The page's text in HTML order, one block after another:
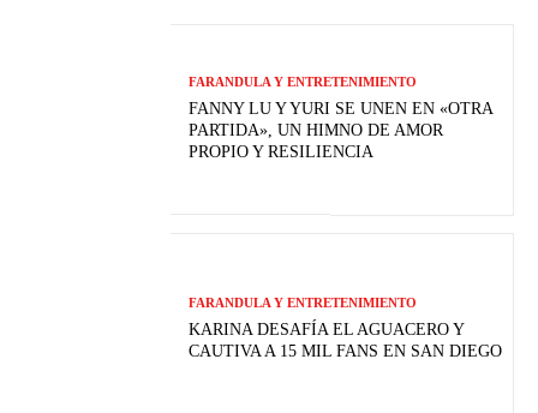
FARANDULA Y ENTRETENIMIENTO
FANNY LU Y YURI SE UNEN EN «OTRA
PARTIDA», UN HIMNO DE AMOR
PROPIO Y RESILIENCIA
FARANDULA Y ENTRETENIMIENTO
KARINA DESAFÍA EL AGUACERO Y
CAUTIVA A 15 MIL FANS EN SAN DIEGO